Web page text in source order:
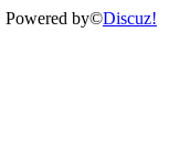
Powered by©Discuz!